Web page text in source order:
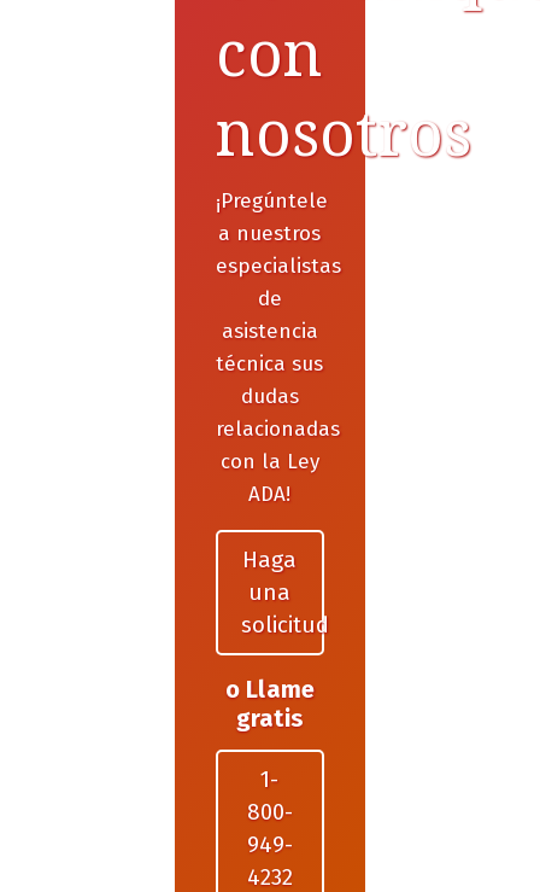
con
nosotros
¡Pregúntele
a nuestros
especialistas
de
asistencia
técnica sus
dudas
relacionadas
con la Ley
ADA!
Haga
una
solicitud
o Llame
gratis
1-
800-
949-
4232